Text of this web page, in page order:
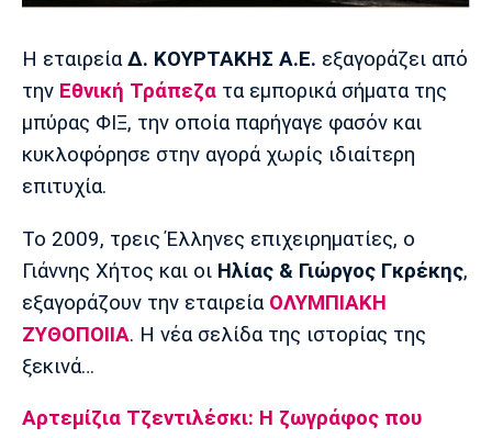
Η εταιρείαΔ. ΚΟΥΡΤΑΚΗΣ Α.Ε. εξαγοράζει από
την Εθνική Τράπεζα τα εμπορικά σήματα της
μπύρας ΦΙΞ, την οποία παρήγαγε φασόν και
κυκλοφόρησε στην αγορά χωρίς ιδιαίτερη
επιτυχία.
Το 2009, τρεις Έλληνες επιχειρηματίες, ο
Γιάννης Χήτος και οι Ηλίας & Γιώργος Γκρέκης,
εξαγοράζουν την εταιρεία ΟΛΥΜΠΙΑΚΗ
ΖΥΘΟΠΟΙΙΑ. Η νέα σελίδα της ιστορίας της
ξεκινά…
Αρτεμίζια Τζεντιλέσκι: Η ζωγράφος που